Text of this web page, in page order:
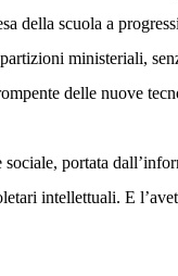
della scuola a
ministeriali,
delle nuove
portata
intellettuali. E